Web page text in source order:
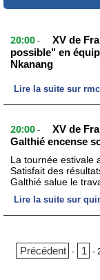
20:00 -
XV de
possible" en
Nkanang
Lire la suite sur
20:00 -
XV de
Galthié encense
La tournée estivale
Satisfait des
Galthié salue le
Lire la suite sur
Précédent - 1 -